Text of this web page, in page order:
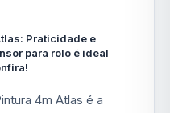
Praticidade e
para rolo é ideal
4m Atlas é a